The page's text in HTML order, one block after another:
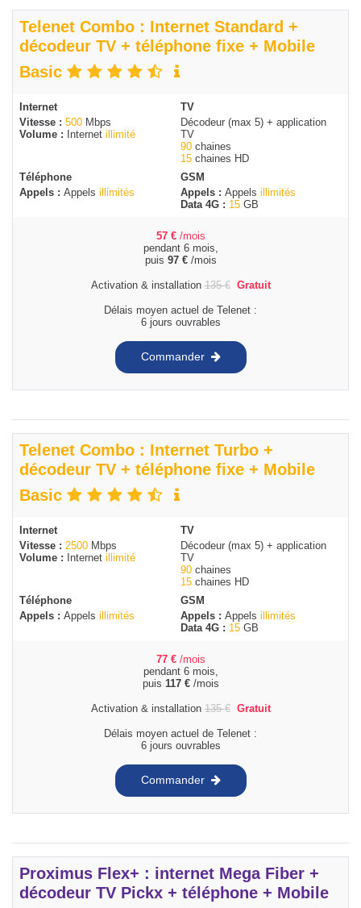
Telenet Combo : Internet Standard +
décodeur TV + téléphone fixe + Mobile
Basic
Internet
Vitesse : 500 Mbps
Volume : Internet illimité
TV
Décodeur (max 5) + application
TV
90 chaines
15 chaines HD
Téléphone
Appels : Appels illimités
GSM
Appels : Appels illimités
Data 4G : 15 GB
57 € /mois
pendant 6 mois,
puis 97 €/mois
Activation & installation135€ Gratuit
Délais moyen actuel de Telenet :
6 jours ouvrables
Commander
Telenet Combo : Internet Turbo +
décodeur TV + téléphone fixe + Mobile
Basic
Internet
Vitesse : 2500 Mbps
Volume : Internet illimité
TV
Décodeur (max 5) + application
TV
90 chaines
15 chaines HD
Téléphone
Appels : Appels illimités
GSM
Appels : Appels illimités
Data 4G : 15 GB
77 € /mois
pendant 6 mois,
puis 117 €/mois
Activation & installation135€ Gratuit
Délais moyen actuel de Telenet :
6 jours ouvrables
Commander
Proximus Flex+ : internet Mega Fiber +
décodeur TV Pickx + téléphone + Mobile